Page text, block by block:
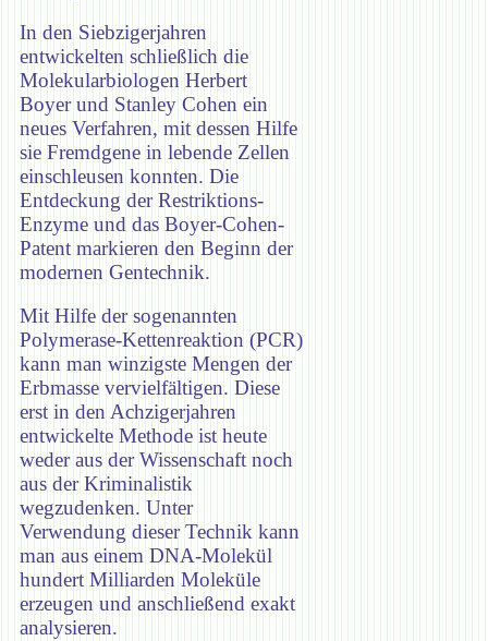
In den Siebzigerjahren
entwickelten schließlich die
Molekularbiologen Herbert
Boyer und Stanley Cohen ein
neues Verfahren, mit dessen Hilfe
sie Fremdgene in lebende Zellen
einschleusen konnten. Die
Entdeckung der Restriktions-
Enzyme und das Boyer-Cohen-
Patent markieren den Beginn der
modernen Gentechnik.
Mit Hilfe der sogenannten
Polymerase-Kettenreaktion (PCR)
kann man winzigste Mengen der
Erbmasse vervielfältigen. Diese
erst in den Achzigerjahren
entwickelte Methode ist heute
weder aus der Wissenschaft noch
aus der Kriminalistik
wegzudenken. Unter
Verwendung dieser Technik kann
man aus einem DNA-Molekül
hundert Milliarden Moleküle
erzeugen und anschließend exakt
analysieren.